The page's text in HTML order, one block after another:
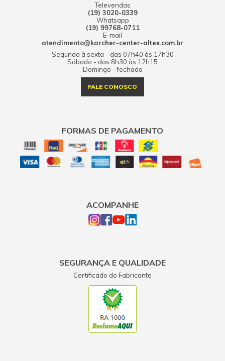
Televendas
(19) 3020-0339
Whatsapp
(19) 99768-0711
E-mail
atendimento@karcher-center-altex.com.br
Segunda à sexta - das 07h40 às 17h30
Sábado - das 8h30 às 12h15
Domingo - fechada
FALE CONOSCO
FORMAS DE PAGAMENTO
ACOMPANHE
SEGURANÇA E QUALIDADE
Certificado do Fabricante